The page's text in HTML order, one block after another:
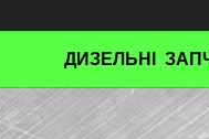
ДИЗЕЛЬНІ